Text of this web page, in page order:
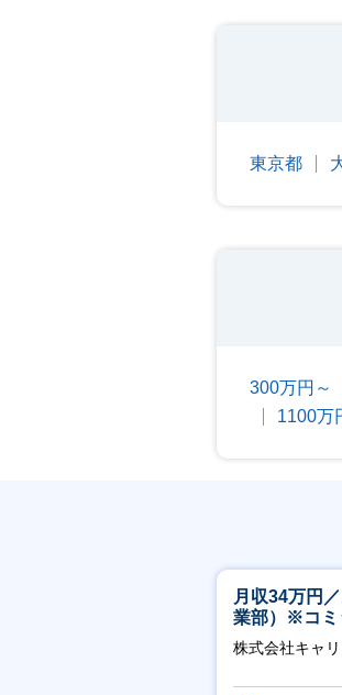
東京都
300万円～
1100万
月収34万円
業部）※コミ
※4年目以降
株式会社キャ